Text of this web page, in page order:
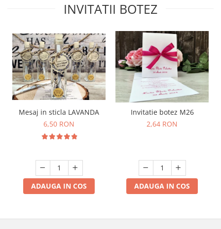
INVITATII BOTEZ
Mesaj in sticla LAVANDA
6,50 RON
ADAUGA IN COS
Invitatie botez M26
2,64 RON
ADAUGA IN COS